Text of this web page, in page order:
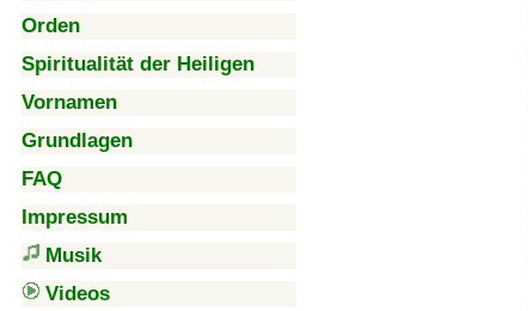
Orden
Spiritualität der Heiligen
Vornamen
Grundlagen
FAQ
Impressum
Musik
Videos